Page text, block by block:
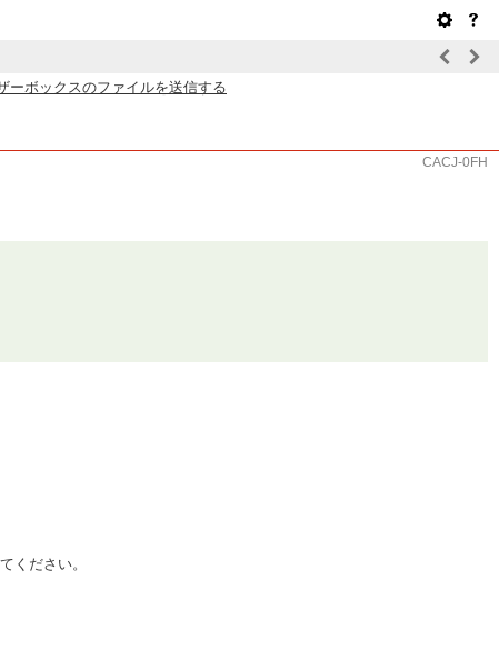
ーボックスのファイルを送信する
CACJ-0FH
ください。